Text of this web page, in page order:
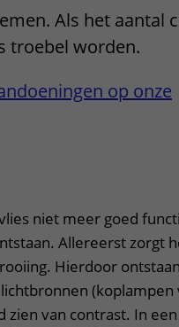
Contact met
Kinderziekenhuis
Als het aantal
troebel worden.
op onze
niet meer goed
Allereerst zorgt
Hierdoor ontstaan
(koplampen
zien van contrast. In